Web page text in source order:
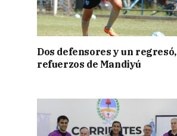
Dos defensores y un regresó,
refuerzos de Mandiyú